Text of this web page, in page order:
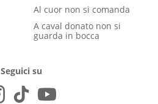
Al cuor non si comanda
A caval donato non si
guarda in bocca
Seguici su